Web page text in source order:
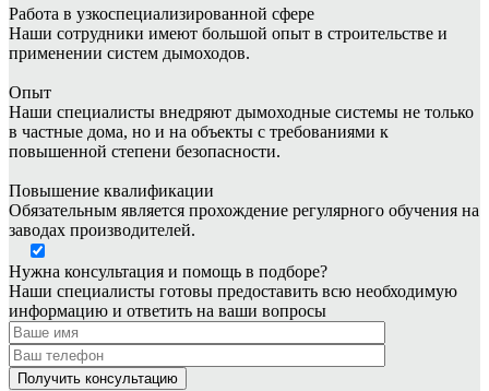
Работа в узкоспециализированной сфере
Наши сотрудники имеют большой опыт в строительстве и
применении систем дымоходов.
Опыт
Наши специалисты внедряют дымоходные системы не только
в частные дома, но и на объекты с требованиями к
повышенной степени безопасности.
Повышение квалификации
Обязательным является прохождение регулярного обучения на
заводах производителей.
Нужна консультация и помощь в подборе?
Наши специалисты готовы предоставить всю необходимую
информацию и ответить на ваши вопросы